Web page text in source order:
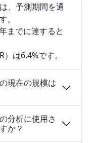
、予測期間を通
。
までに達すると
は6.4%です。
現在の規模は
分析に使用さ
か？